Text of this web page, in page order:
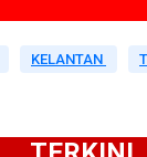
KELANTAN